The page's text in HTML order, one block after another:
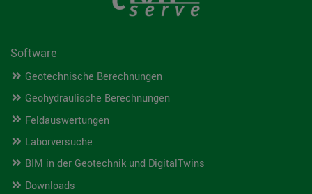
Software
Geotechnische Berechnungen
Geohydraulische Berechnungen
Feldauswertungen
Laborversuche
BIM in der Geotechnik und DigitalTwins
Downloads